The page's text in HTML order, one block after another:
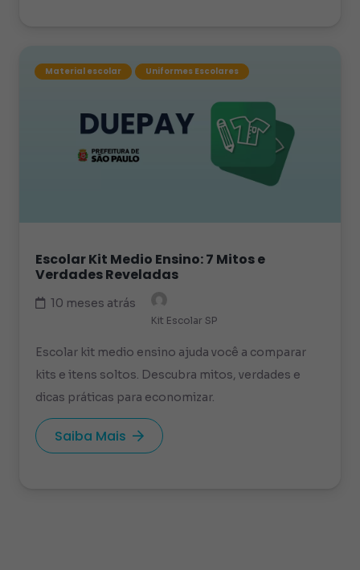
Material escolar Uniformes Escolares
Escolar Kit Medio Ensino: 7 Mitos e
Verdades Reveladas
10 meses atrás
Kit Escolar SP
Escolar kit medio ensino ajuda você a comparar
kits e itens soltos. Descubra mitos, verdades e
dicas práticas para economizar.
Saiba Mais